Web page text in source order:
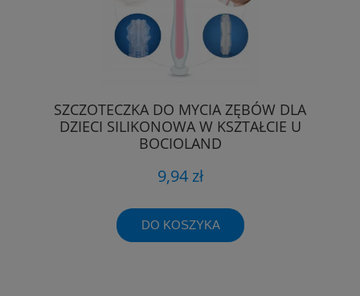
SZCZOTECZKA DO MYCIA ZĘBÓW DLA
DZIECI SILIKONOWA W KSZTAŁCIE U
BOCIOLAND
9,94 zł
DO KOSZYKA